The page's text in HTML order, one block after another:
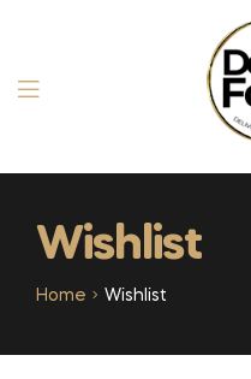
Wishlist
Home Wishlist